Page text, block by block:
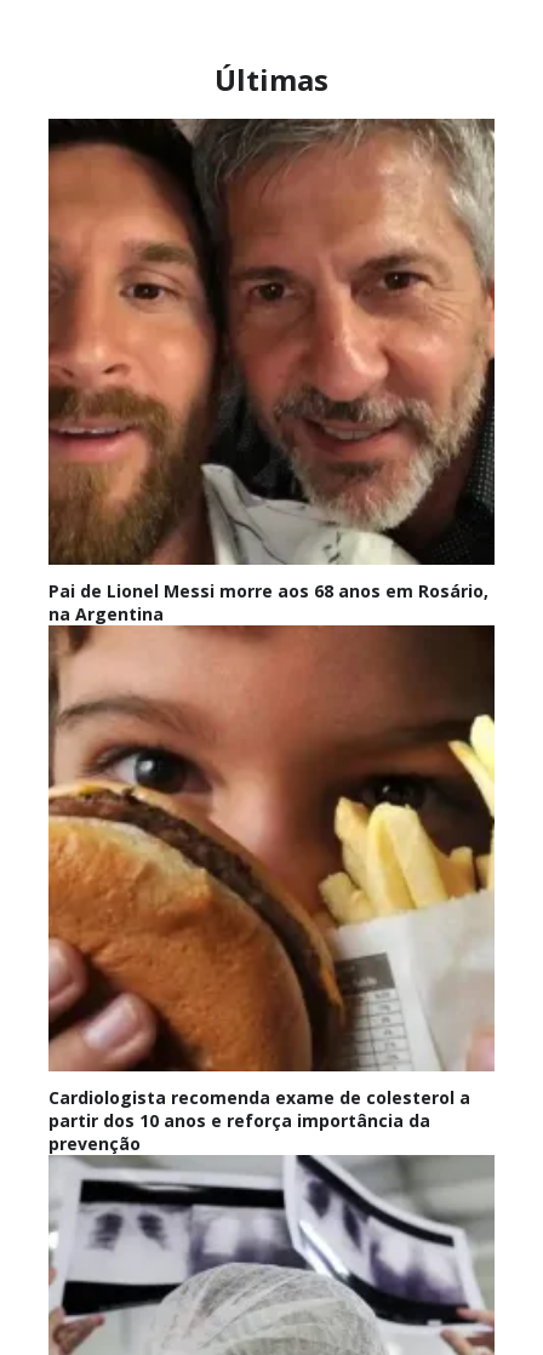
Últimas
Pai de Lionel Messi morre aos 68 anos em Rosário,
na Argentina
Cardiologista recomenda exame de colesterol a
partir dos 10 anos e reforça importância da
prevenção